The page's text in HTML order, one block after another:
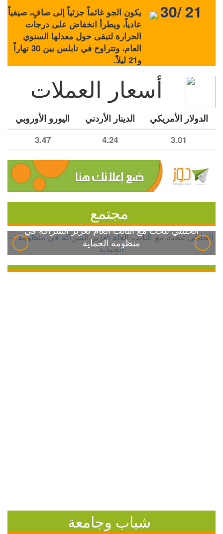
يكون الجو غائماً جزئياً إلى صافٍ، صيفياً
عادياً، ويطرأ انخفاض على درجات
الحرارة لتبقى حول معدلها السنوي
العام، وتتراوح في نابلس بين 30 نهاراً
و21 ليلاً.
30/ 21
أسعار العملات
الدولار الأمريكي الدينار الأردني اليورو الأوروبي
3.01
4.24
3.47
مجتمع
الخليلي تبحث مع النائب العام تعزيز الشراكة في
منظومة الحماية
شباب وجامعة